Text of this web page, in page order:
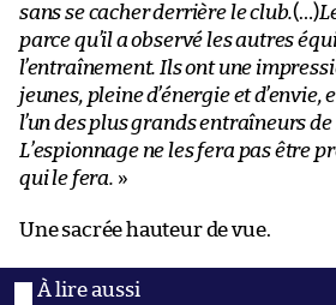
sans se cacher derrière le club.(…)
parce qu’il a observé les autres
l’entraînement. Ils ont une
jeunes, pleine d’énergie et
l’un des plus grands entraîneurs de
L’espionnage ne les fera pas être
qui le fera. »
Une sacrée hauteur de vue.